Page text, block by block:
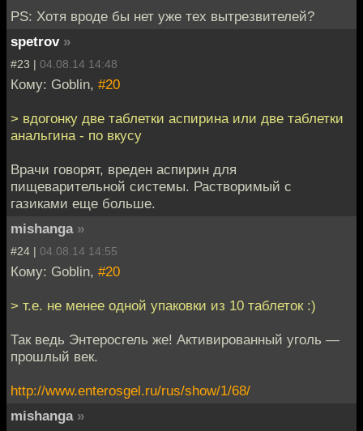
PS: Хотя вроде бы нет уже тех вытрезвителей?
spetrov »
#23 | 04.08.14 14:48
Кому: Goblin, #20
> вдогонку две таблетки аспирина или две таблетки
анальгина - по вкусу
Врачи говорят, вреден аспирин для
пищеварительной системы. Растворимый с
газиками еще больше.
mishanga »
#24 | 04.08.14 14:55
Кому: Goblin, #20
> т.е. не менее одной упаковки из 10 таблеток :)
Так ведь Энтеросгель же! Активированный уголь —
прошлый век.
http://www.enterosgel.ru/rus/show/1/68/
mishanga »